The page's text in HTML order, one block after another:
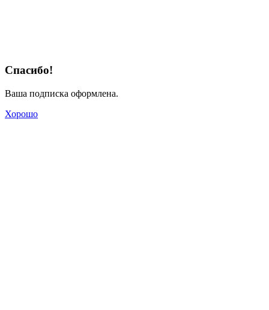
Спасибо!
Ваша подписка оформлена.
Хорошо